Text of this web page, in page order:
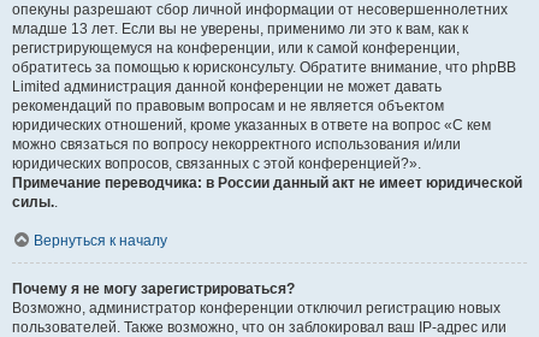
опекуны разрешают сбор личной информации от несовершеннолетних
младше 13 лет. Если вы не уверены, применимо ли это к вам, как к
регистрирующемуся на конференции, или к самой конференции,
обратитесь за помощью к юрисконсульту. Обратите внимание, что phpBB
Limited администрация данной конференции не может давать
рекомендаций по правовым вопросам и не является объектом
юридических отношений, кроме указанных в ответе на вопрос «С кем
можно связаться по вопросу некорректного использования и/или
юридических вопросов, связанных с этой конференцией?».
Примечание переводчика: в России данный акт не имеет юридической
силы..
Вернуться к началу
Почему я не могу зарегистрироваться?
Возможно, администратор конференции отключил регистрацию новых
пользователей. Также возможно, что он заблокировал ваш IP-адрес или